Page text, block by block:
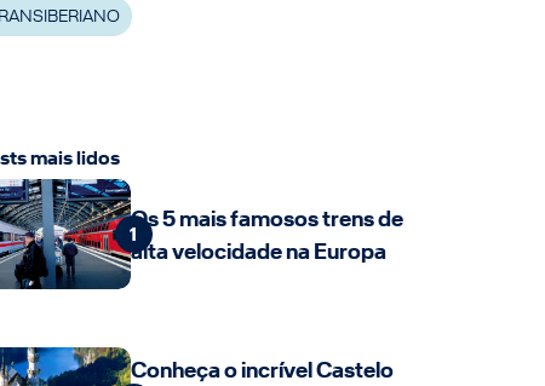
mais lidos
1
Os 5 mais famosos trens de
alta velocidade na Europa
Conheça o incrível Castelo